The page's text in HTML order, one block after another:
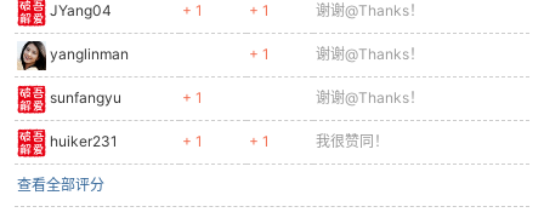
JYang04 + 1 + 1 谢谢@Thanks！
yanglinman + 1 谢谢@Thanks！
sunfangyu + 1 谢谢@Thanks！
huiker231 + 1 + 1 我很赞同！
查看全部评分